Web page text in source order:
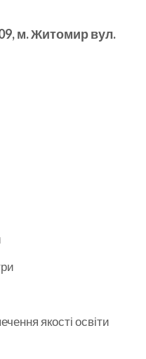
м.Житомир вул.
якості освіти